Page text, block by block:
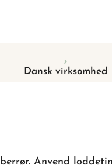
Dansk virksomhed
Anvend